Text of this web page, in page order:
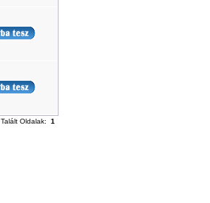
Talált Oldalak: 1